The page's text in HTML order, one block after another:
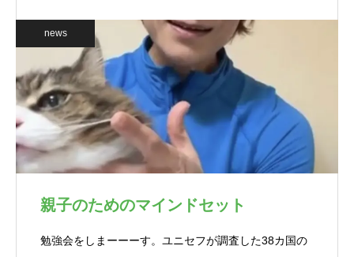
news
親子のためのマインドセット
勉強会をしまーーーす。ユニセフが調査した38カ国の